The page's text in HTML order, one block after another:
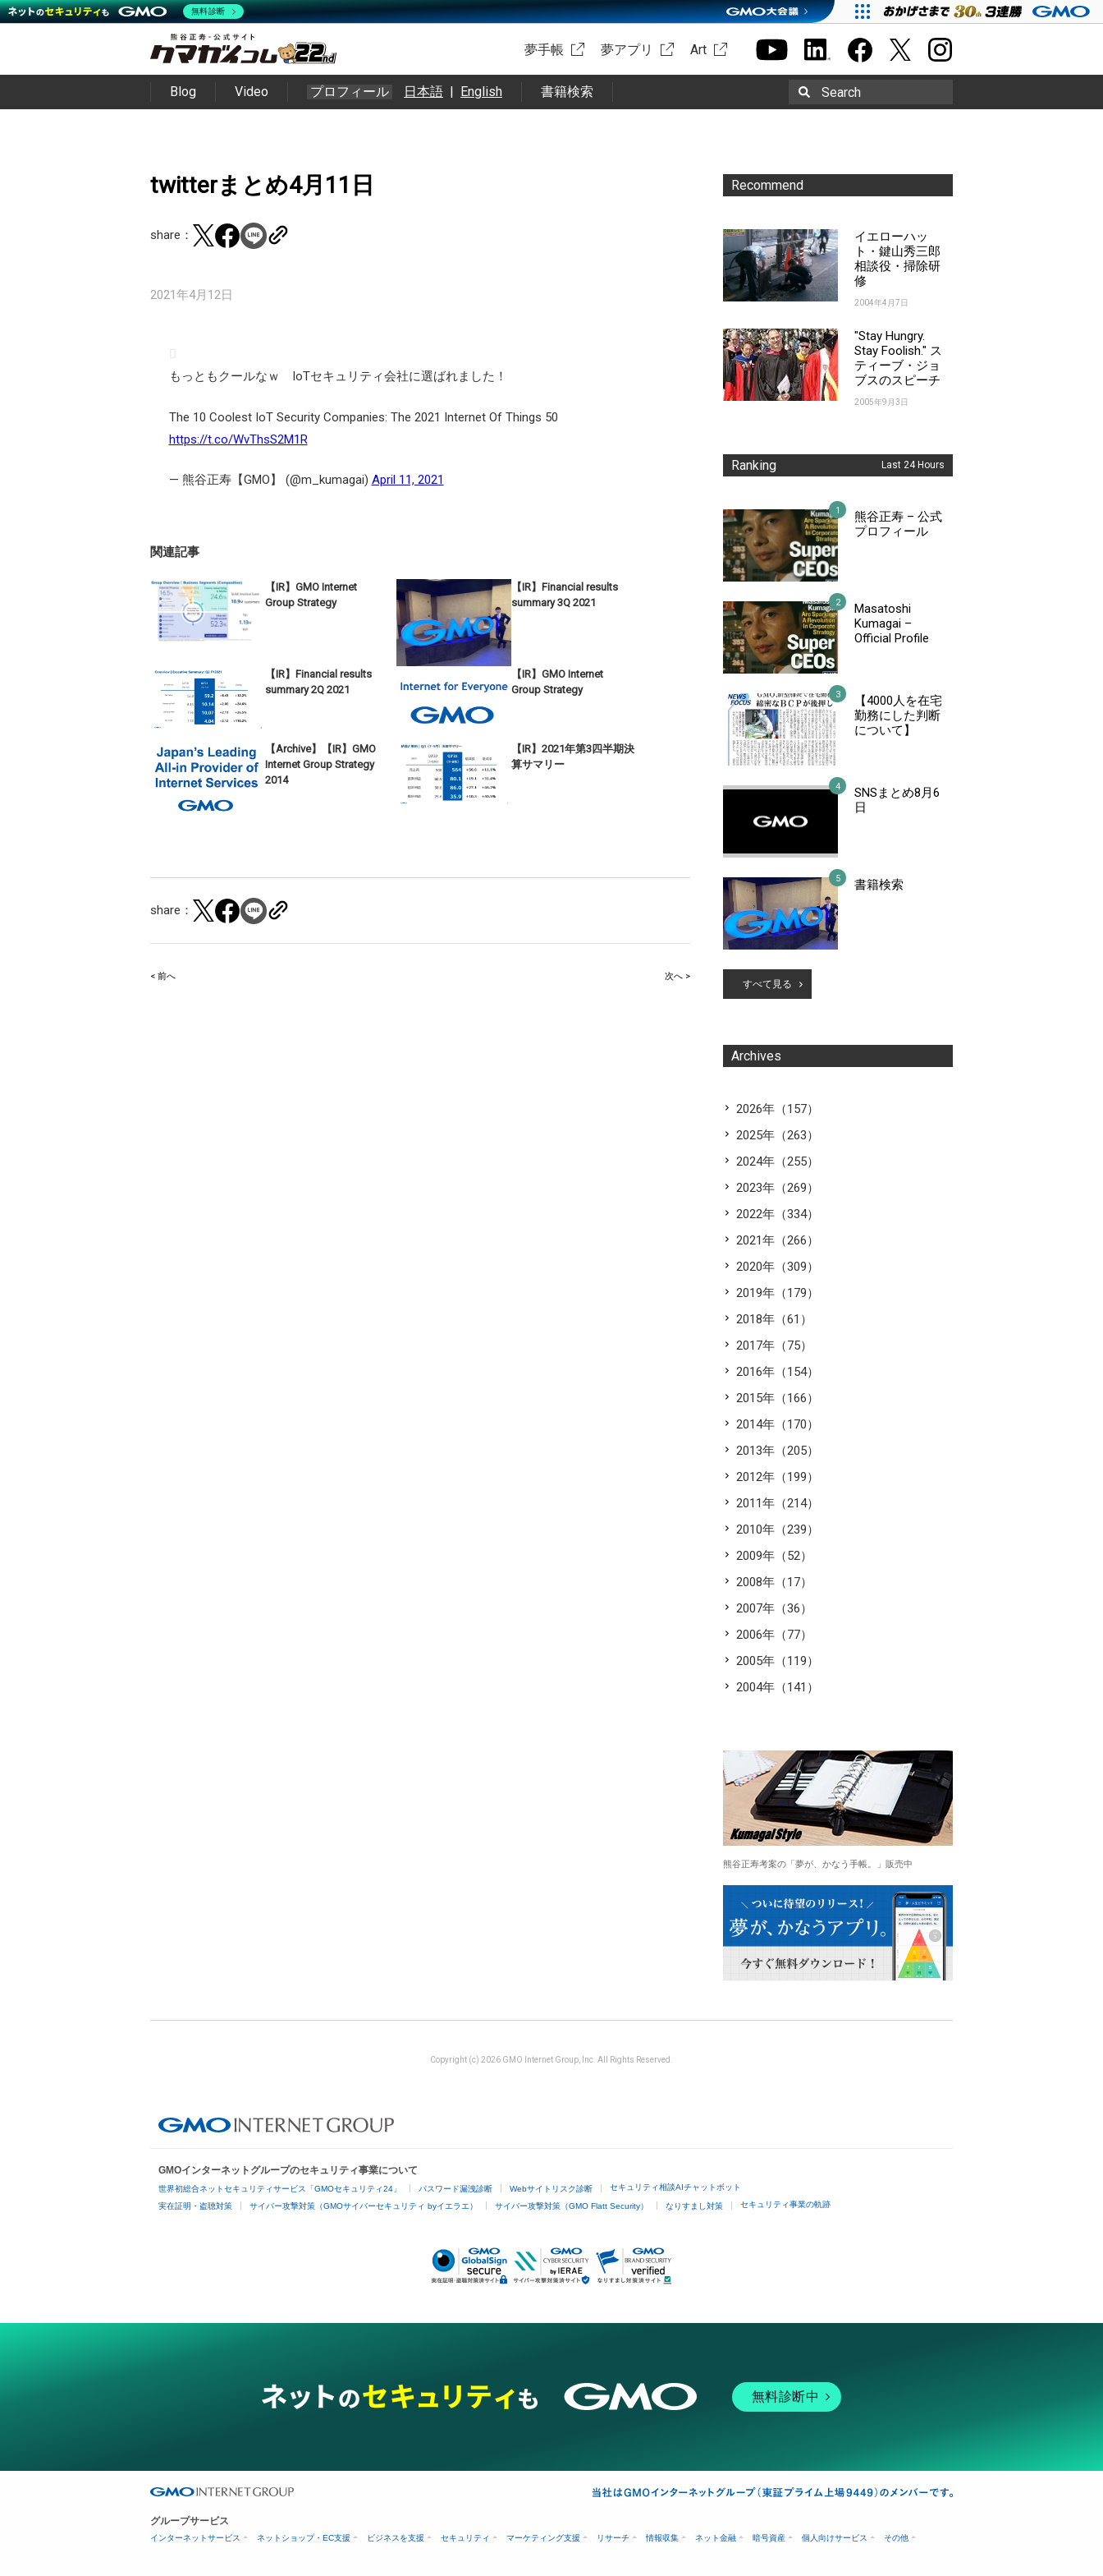
夢手帳 夢アプリ Art
Blog Video プロフィール 日本語 | English 書籍検索 Search
twitterまとめ4月11日
share：
2021年4月12日
もっともクールなｗ IoTセキュリティ会社に選ばれました！
The 10 Coolest IoT Security Companies: The 2021 Internet Of Things 50
https://t.co/WvThsS2M1R
— 熊谷正寿【GMO】 (@m_kumagai) April 11, 2021
関連記事
【IR】GMO Internet
Group Strategy
【IR】Financial results
summary 3Q 2021
【IR】Financial results
summary 2Q 2021
【IR】GMO Internet
Group Strategy
【Archive】【IR】GMO
Internet Group Strategy
2014
【IR】2021年第3四半期決
算サマリー
share：
Post
< 前へ 次へ >
Recommend
イエローハッ
ト・鍵山秀三郎
相談役・掃除研
修
2004年4月7日
"Stay Hungry.
Stay Foolish." ス
ティーブ・ジョ
ブスのスピーチ
2005年9月3日
Ranking Last 24 Hours
熊谷正寿 – 公式
プロフィール
Masatoshi
Kumagai –
Official Profile
【4000人を在宅
勤務にした判断
について】
SNSまとめ8月6
日
書籍検索
すべて見る
Archives
2026年（157）
2025年（263）
2024年（255）
2023年（269）
2022年（334）
2021年（266）
2020年（309）
2019年（179）
2018年（61）
2017年（75）
2016年（154）
2015年（166）
2014年（170）
2013年（205）
2012年（199）
2011年（214）
2010年（239）
2009年（52）
2008年（17）
2007年（36）
2006年（77）
2005年（119）
2004年（141）
熊谷正寿考案の「夢が、かなう手帳。」販売中
Copyright (c) 2026 GMO Internet Group, Inc. All Rights Reserved.
GMOインターネットグループのセキュリティ事業について
世界初総合ネットセキュリティサービス「GMOセキュリティ24」 パスワード漏洩診断 Webサイトリスク診断 セキュリティ相談AIチャットボット
実在証明・盗聴対策 サイバー攻撃対策（GMOサイバーセキュリティ byイエラエ） サイバー攻撃対策（GMO Flatt Security） なりすまし対策 セキュリティ事業の軌跡
無料診断中
グループサービス
インターネットサービス ネットショップ・EC支援 ビジネスを支援 セキュリティ マーケティング支援 リサーチ 情報収集 ネット金融 暗号資産 個人向けサービス その他
無料診断